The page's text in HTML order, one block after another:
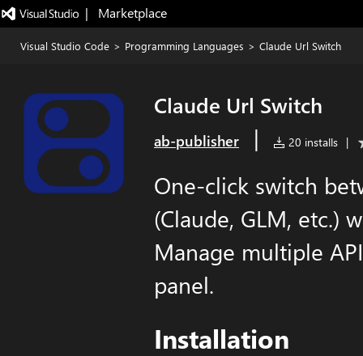
|   Marketplace
Visual Studio Code > Programming Languages > Claude Url Switch
Claude Url Switch
ab-publisher | 20 installs |
One-click switch
(Claude, GLM, etc.)
Manage multiple
panel.
Installation